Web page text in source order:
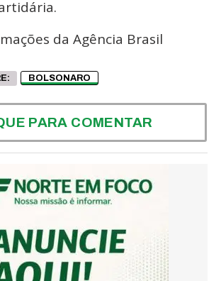
da Agência Brasil
BOLSONARO
PARA COMENTAR